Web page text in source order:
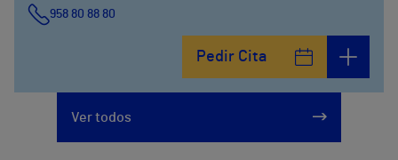
958 80 88 80
Pedir Cita
Ver todos